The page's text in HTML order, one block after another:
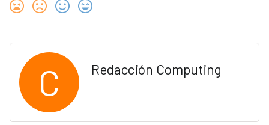
C Redacción Computing